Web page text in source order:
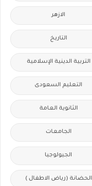
الازهر
التاريخ
التربية الدينية الإسلامية
التعليم السعودى
الثانوية العامة
الجامعات
الجيولوجيا
الحضانة (رياض الاطفال )